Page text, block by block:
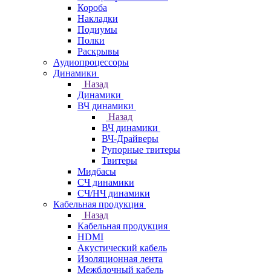
Короба
Накладки
Подиумы
Полки
Раскрывы
Аудиопроцессоры
Динамики
Назад
Динамики
ВЧ динамики
Назад
ВЧ динамики
ВЧ-Драйверы
Рупорные твитеры
Твитеры
Мидбасы
СЧ динамики
СЧ/НЧ динамики
Кабельная продукция
Назад
Кабельная продукция
HDMI
Акустический кабель
Изоляционная лента
Межблочный кабель